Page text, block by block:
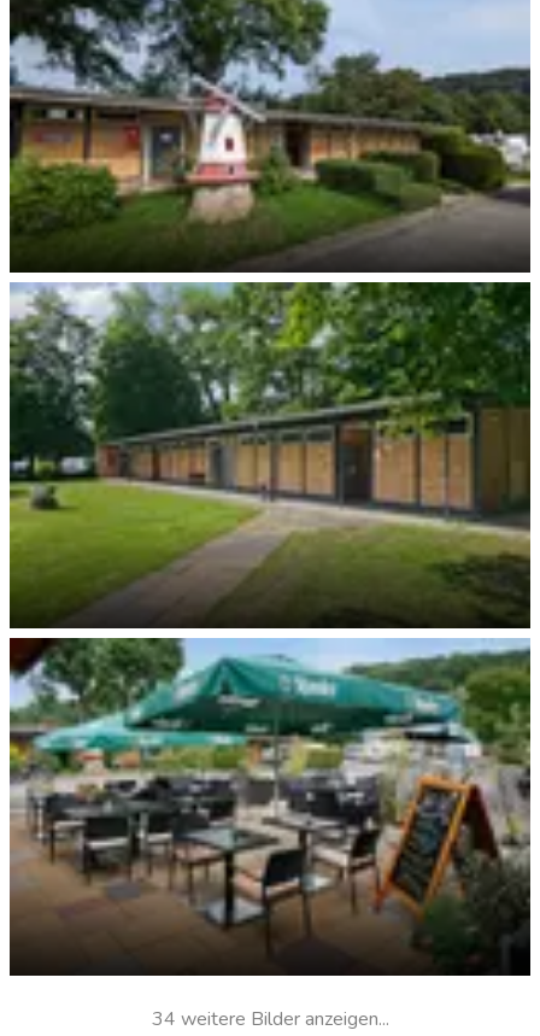
Mini-Shop
Sanitärgebäude
Sanitärgebäude
Restaurant Biergarten34 weitere Bilder anzeigen...